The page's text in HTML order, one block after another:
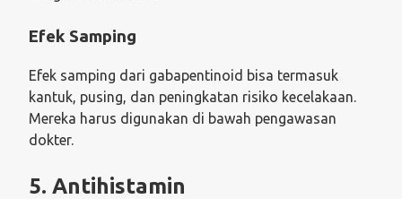
Efek Samping
Efek samping dari gabapentinoid bisa termasuk
kantuk, pusing, dan peningkatan risiko kecelakaan.
Mereka harus digunakan di bawah pengawasan
dokter.
5. Antihistamin